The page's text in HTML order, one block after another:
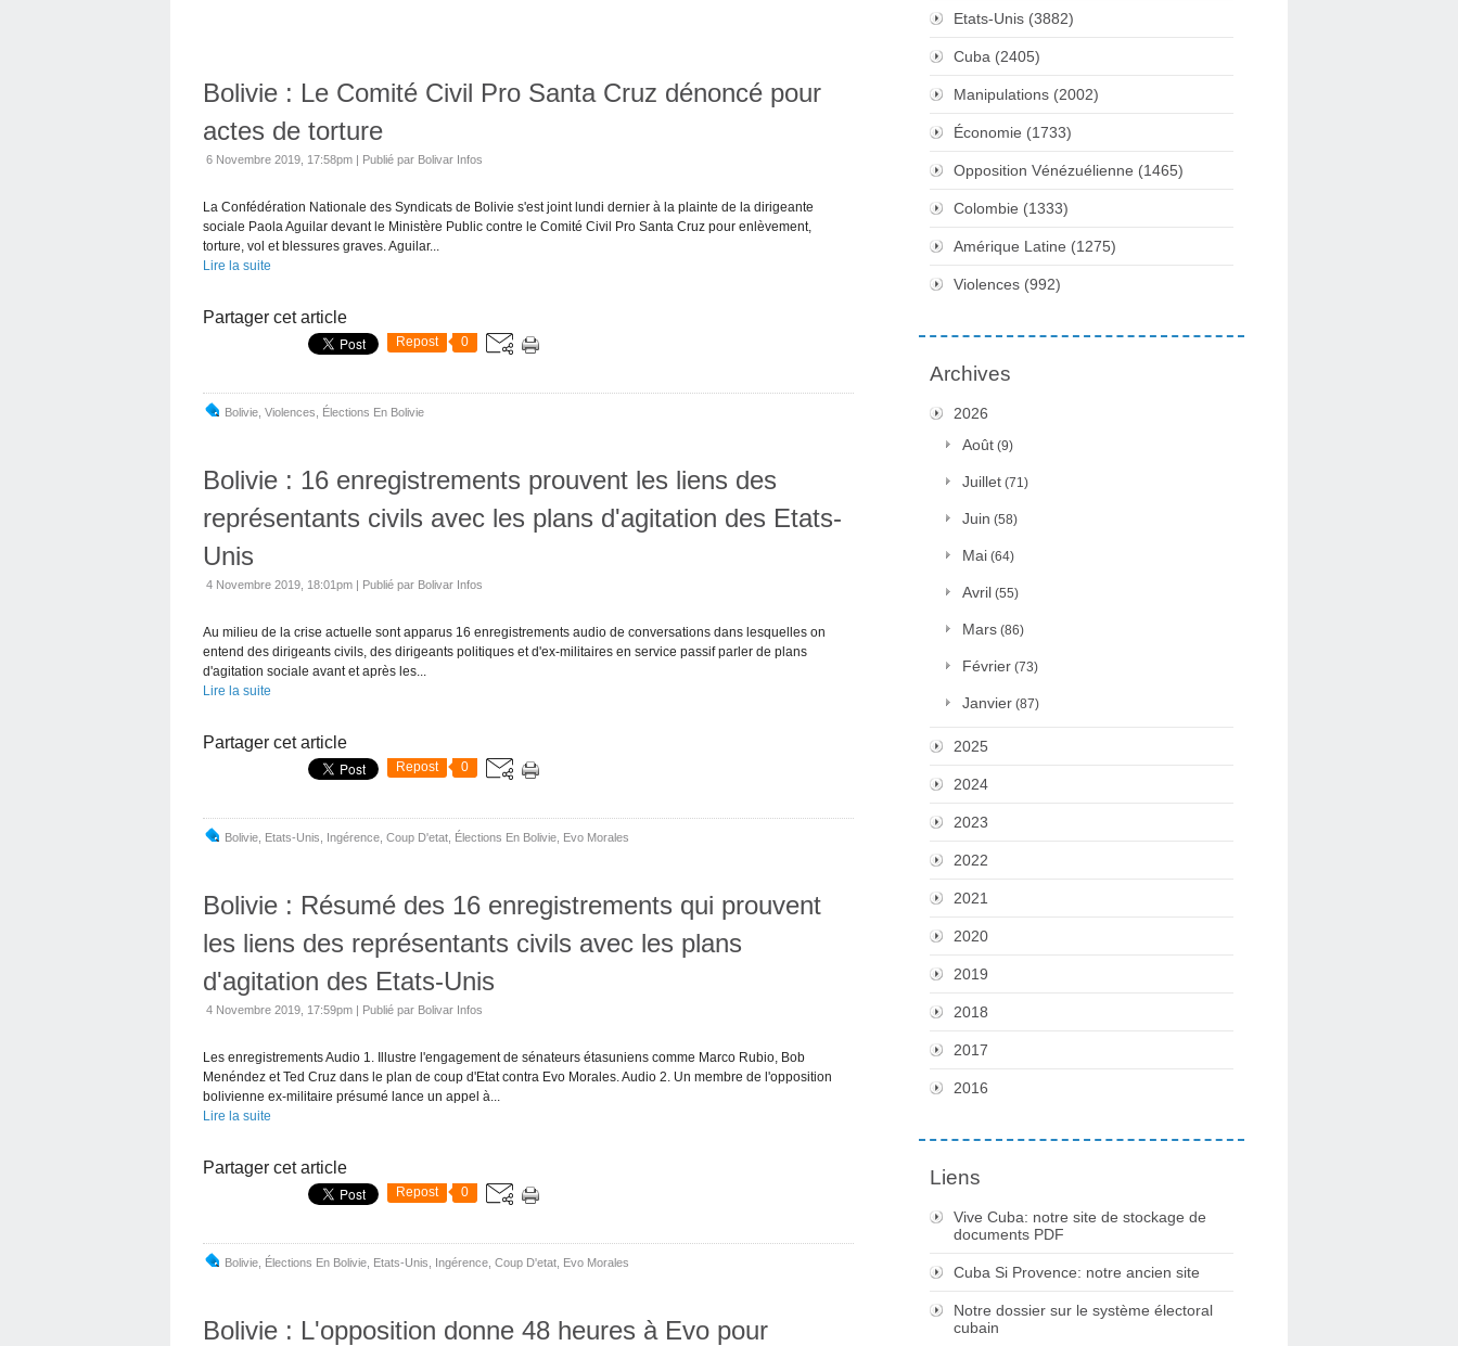
Bolivie : Le Comité Civil Pro Santa Cruz dénoncé pour
actes de torture
6 Novembre 2019, 17:58pm | Publié par Bolivar Infos
La Confédération Nationale des Syndicats de Bolivie s'est joint lundi dernier à la plainte de la dirigeante
sociale Paola Aguilar devant le Ministère Public contre le Comité Civil Pro Santa Cruz pour enlèvement,
torture, vol et blessures graves. Aguilar...
Lire la suite
Partager cet article
Repost 0
Bolivie Violences Élections En Bolivie
Bolivie : 16 enregistrements prouvent les liens des
représentants civils avec les plans d'agitation des Etats-
Unis
4 Novembre 2019, 18:01pm | Publié par Bolivar Infos
Au milieu de la crise actuelle sont apparus 16 enregistrements audio de conversations dans lesquelles on
entend des dirigeants civils, des dirigeants politiques et d'ex-militaires en service passif parler de plans
d'agitation sociale avant et après les...
Lire la suite
Partager cet article
Repost 0
Bolivie Etats-Unis Ingérence Coup D'etat Élections En Bolivie Evo Morales
Bolivie : Résumé des 16 enregistrements qui prouvent
les liens des représentants civils avec les plans
d'agitation des Etats-Unis
4 Novembre 2019, 17:59pm | Publié par Bolivar Infos
Les enregistrements Audio 1. Illustre l'engagement de sénateurs étasuniens comme Marco Rubio, Bob
Menéndez et Ted Cruz dans le plan de coup d'Etat contra Evo Morales. Audio 2. Un membre de l'opposition
bolivienne ex-militaire présumé lance un appel à...
Lire la suite
Partager cet article
Repost 0
Bolivie Élections En Bolivie Etats-Unis Ingérence Coup D'etat Evo Morales
Bolivie : L'opposition donne 48 heures à Evo pour
Etats-Unis (3882)
Cuba (2405)
Manipulations (2002)
Économie (1733)
Opposition Vénézuélienne (1465)
Colombie (1333)
Amérique Latine (1275)
Violences (992)
Archives
2026
Août (9)
Juillet (71)
Juin (58)
Mai (64)
Avril (55)
Mars (86)
Février (73)
Janvier (87)
2025
2024
2023
2022
2021
2020
2019
2018
2017
2016
Liens
Vive Cuba: notre site de stockage de
documents PDF
Cuba Si Provence: notre ancien site
Notre dossier sur le système électoral
cubain